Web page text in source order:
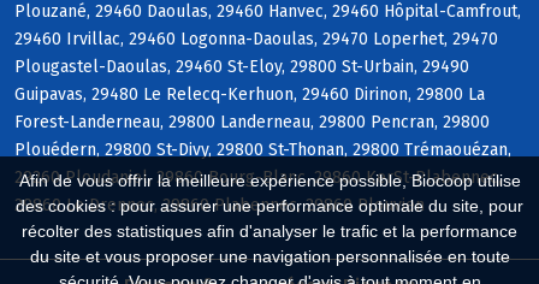
Afin de vous offrir la meilleure expérience possible, Biocoop utilise
des cookies : pour assurer une performance optimale du site, pour
récolter des statistiques afin d'analyser le trafic et la performance
du site et vous proposer une navigation personnalisée en toute
Plouzané, 29460 Daoulas, 29460 Hanvec, 29460 Hôpital-Camfrout,
29460 Irvillac, 29460 Logonna-Daoulas, 29470 Loperhet, 29470
Plougastel-Daoulas, 29460 St-Eloy, 29800 St-Urbain, 29490
Guipavas, 29480 Le Relecq-Kerhuon, 29460 Dirinon, 29800 La
Forest-Landerneau, 29800 Landerneau, 29800 Pencran, 29800
Plouédern, 29800 St-Divy, 29800 St-Thonan, 29800 Trémaouézan,
29260 Ploudaniel, 29860 Bourg-Blanc, 29860 KerSt-Plabennec,
29860 Le Drennec, 29860 Plabennec, 29860 Plouvien